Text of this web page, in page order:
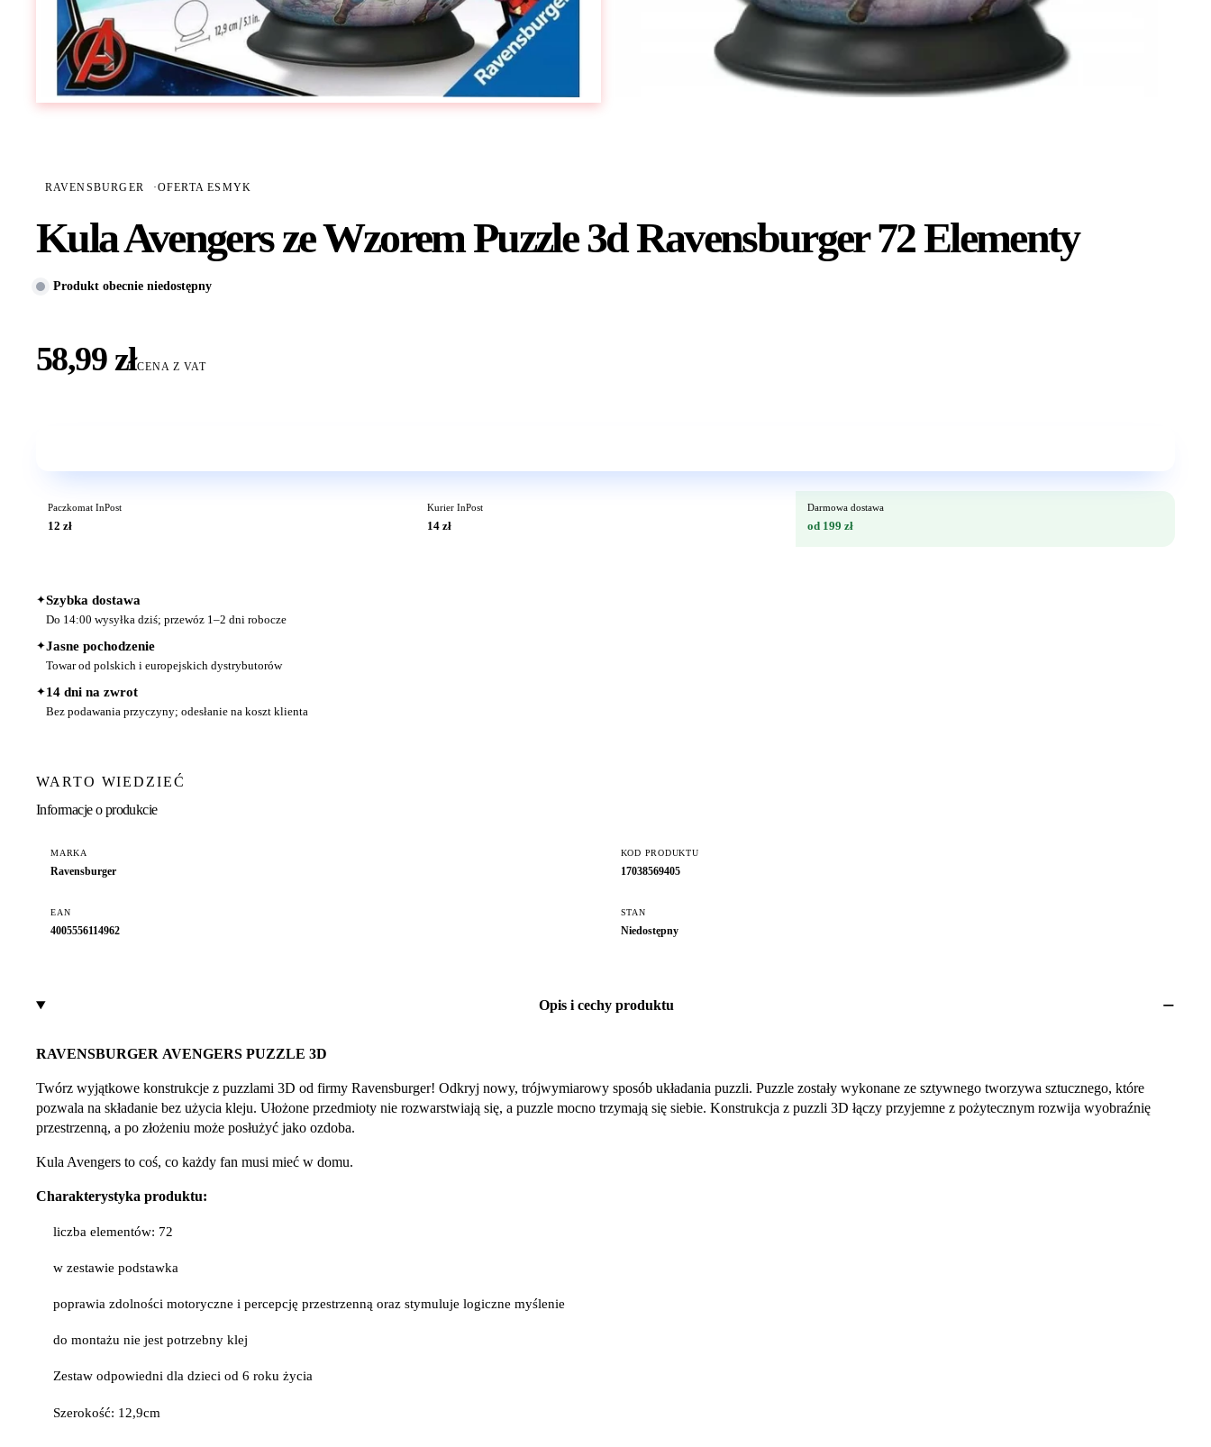
RAVENSBURGER ·OFERTA ESMYK
Kula Avengers ze Wzorem Puzzle 3d Ravensburger 72 Elementy
Produkt obecnie niedostępny
58,99 złCENA Z VAT
Paczkomat InPost
12 zł
Kurier InPost
14 zł
Darmowa dostawa
od 199 zł
✦Szybka dostawa
Do 14:00 wysyłka dziś; przewóz 1–2 dni robocze
✦Jasne pochodzenie
Towar od polskich i europejskich dystrybutorów
✦14 dni na zwrot
Bez podawania przyczyny; odesłanie na koszt klienta
WARTO WIEDZIEĆ
Informacje o produkcie
MARKA
Ravensburger
KOD PRODUKTU
17038569405
EAN
4005556114962
STAN
Niedostępny
Opis i cechy produktu
RAVENSBURGER AVENGERS PUZZLE 3D
Twórz wyjątkowe konstrukcje z puzzlami 3D od firmy Ravensburger! Odkryj nowy, trójwymiarowy sposób układania puzzli. Puzzle zostały wykonane ze sztywnego tworzywa sztucznego, które
pozwala na składanie bez użycia kleju. Ułożone przedmioty nie rozwarstwiają się, a puzzle mocno trzymają się siebie. Konstrukcja z puzzli 3D łączy przyjemne z pożytecznym rozwija wyobraźnię
przestrzenną, a po złożeniu może posłużyć jako ozdoba.
Kula Avengers to coś, co każdy fan musi mieć w domu.
Charakterystyka produktu:
liczba elementów: 72
w zestawie podstawka
poprawia zdolności motoryczne i percepcję przestrzenną oraz stymuluje logiczne myślenie
do montażu nie jest potrzebny klej
Zestaw odpowiedni dla dzieci od 6 roku życia
Szerokość: 12,9cm